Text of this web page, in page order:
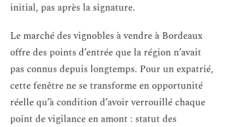
initial, pas après la signature.
Le marché des vignobles à vendre à Bordeaux
offre des points d’entrée que la région n’avait
pas connus depuis longtemps. Pour un expatrié,
cette fenêtre ne se transforme en opportunité
réelle qu’à condition d’avoir verrouillé chaque
point de vigilance en amont : statut des